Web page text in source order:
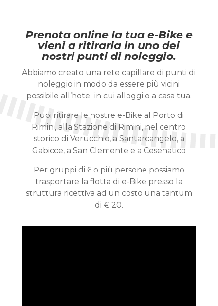
Prenota online la tua e-Bike e
vieni a ritirarla in uno dei
nostri punti di noleggio.
Abbiamo creato una rete capillare di punti di
noleggio in modo da essere più vicini
possibile all’hotel in cui alloggi o a casa tua.
Puoi ritirare le nostre e-Bike al Porto di
Rimini, alla Stazione di Rimini, nel centro
storico di Verucchio, a Santarcangelo, a
Gabicce, a San Clemente e a Cesenatico
Per gruppi di 6 o più persone possiamo
trasportare la flotta di e-Bike presso la
struttura ricettiva ad un costo una tantum
di € 20.